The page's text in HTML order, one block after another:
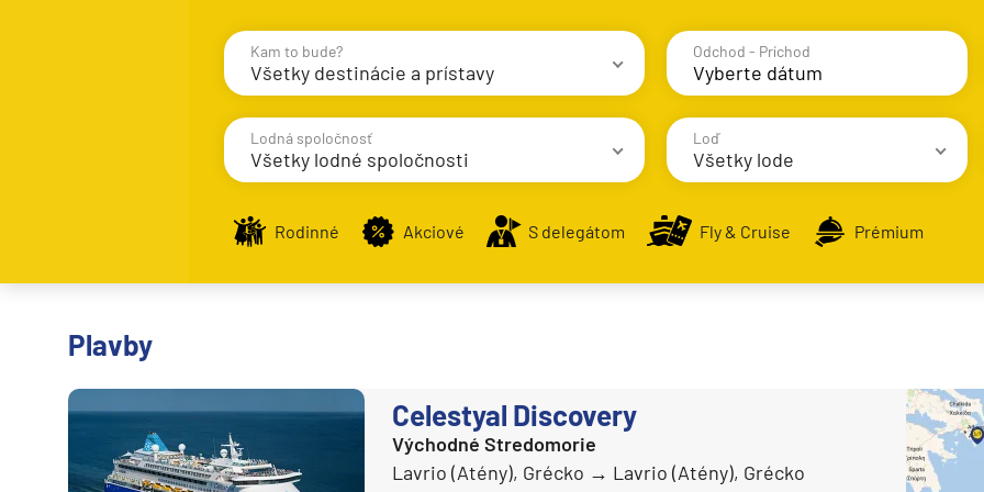
Kam to bude?
Všetky destinácie a prístavy
Destinácie Prístavy
Stredomorie
Stredomorie
Západné Stredomorie
Severná Európa
Grónsko
Odchod - Príchod
Lodná spoločnosť
Všetky lodné spoločnosti
Celebrity Cruises
Celestyal Cruises
Costa Cruises
Loď
Všetky lode
Rodinné Akciové S delegátom Fly & Cruise Prémium
Úvod Plavby
Plavby
Celestyal Discovery
Východné Stredomorie
Lavrio (Atény), Grécko
Lavrio (Atény), Grécko